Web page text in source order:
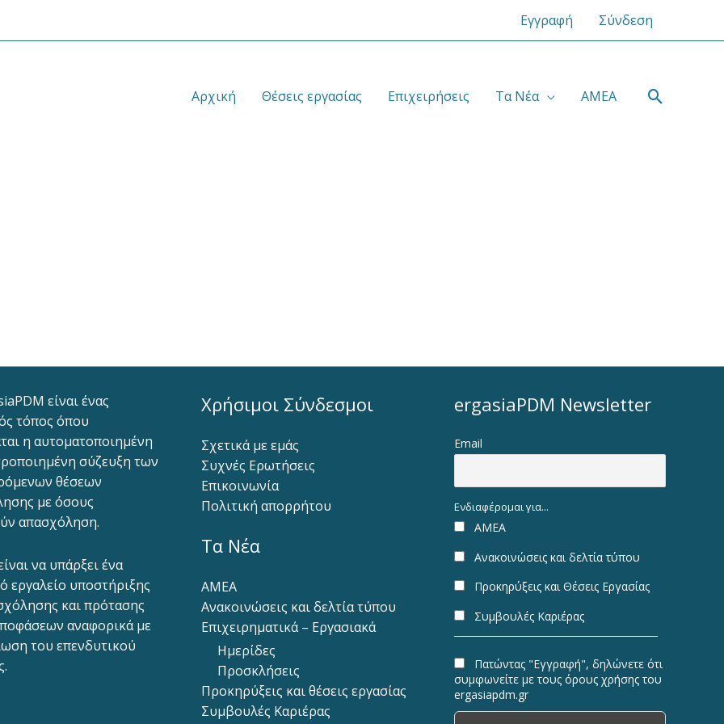
Εγγραφή Σύνδεση
Αρχική Θέσεις εργασίας Επιχειρήσεις Τα Νέα ΑΜΕΑ
είναι ένας
τόπος όπου
η αυτοματοποιημένη
σύζευξη των
θέσεων
με όσους
απασχόληση.
να υπάρξει ένα
εργαλείο υποστήριξης
και πρότασης
αναφορικά με
του επενδυτικού
Χρήσιμοι Σύνδεσμοι
Σχετικά με εμάς
Συχνές Ερωτήσεις
Επικοινωνία
Πολιτική απορρήτου
Τα Νέα
ΑΜΕΑ
Ανακοινώσεις και δελτία τύπου
Επιχειρηματικά – Εργασιακά
Ημερίδες
Προσκλήσεις
Προκηρύξεις και θέσεις εργασίας
Συμβουλές Καριέρας
ergasiaPDM Newsletter
Email
Ενδιαφέρομαι για...
ΑΜΕΑ
Ανακοινώσεις και δελτία τύπου
Προκηρύξεις και Θέσεις Εργασίας
Συμβουλές Καριέρας
Πατώντας "Εγγραφή", δηλώνετε ότι
συμφωνείτε με τους όρους χρήσης του
ergasiapdm.gr